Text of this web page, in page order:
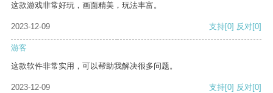
这款游戏非常好玩，画面精美，玩法丰富。
2023-12-09 支持[0] 反对[0]
游客
这款软件非常实用，可以帮助我解决很多问题。
2023-12-09 支持[0] 反对[0]